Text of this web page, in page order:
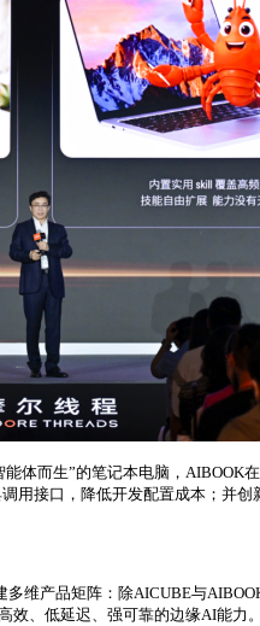
体而生”的笔记本电脑，
用接口，降低开发配置成本；并
维产品矩阵：除AICUBE与
、低延迟、强可靠的边缘AI能力。